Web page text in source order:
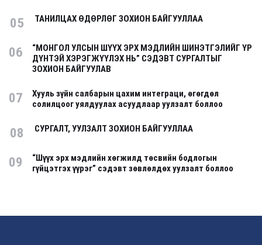
05 ТАНИЛЦАХ ӨДӨРЛӨГ ЗОХИОН БАЙГУУЛЛАА
06
“МОНГОЛ УЛСЫН ШҮҮХ ЭРХ МЭДЛИЙН ШИНЭТГЭЛИЙГ ҮР
ДҮНТЭЙ ХЭРЭГЖҮҮЛЭХ НЬ” СЭДЭВТ СУРГАЛТЫГ
ЗОХИОН БАЙГУУЛАВ
07
Хууль зүйн салбарын цахим интеграци, өгөгдөл
солилцоог уялдуулах асуудлаар уулзалт боллоо
08 СУРГАЛТ, УУЛЗАЛТ ЗОХИОН БАЙГУУЛЛАА
09
“Шүүх эрх мэдлийн хөгжилд төсвийн бодлогын
гүйцэтгэх үүрэг” сэдэвт зөвлөлдөх уулзалт боллоо